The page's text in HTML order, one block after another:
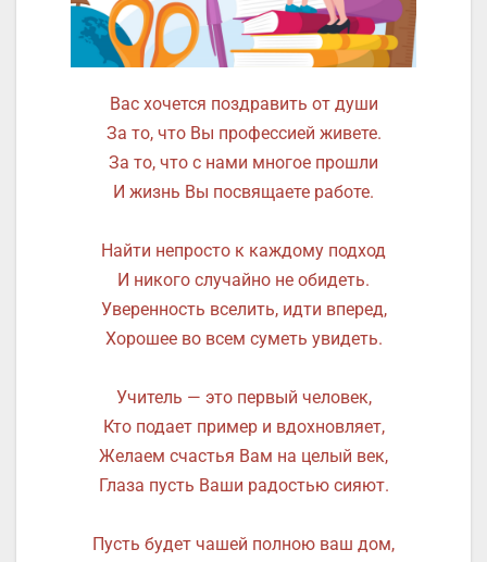
Вас хочется поздравить от души
За то, что Вы профессией живете.
За то, что с нами многое прошли
И жизнь Вы посвящаете работе.
Найти непросто к каждому подход
И никого случайно не обидеть.
Уверенность вселить, идти вперед,
Хорошее во всем суметь увидеть.
Учитель — это первый человек,
Кто подает пример и вдохновляет,
Желаем счастья Вам на целый век,
Глаза пусть Ваши радостью сияют.
Пусть будет чашей полною ваш дом,